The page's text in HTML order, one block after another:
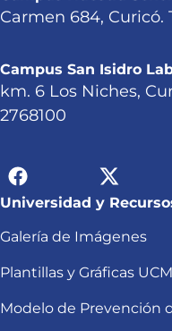
Carmen 684, Curicó.
Campus San Isidro
km. 6 Los Niches,
2768100
Universidad y
Galería de Imágenes
Plantillas y Gráficas UCM
Modelo de Prevención